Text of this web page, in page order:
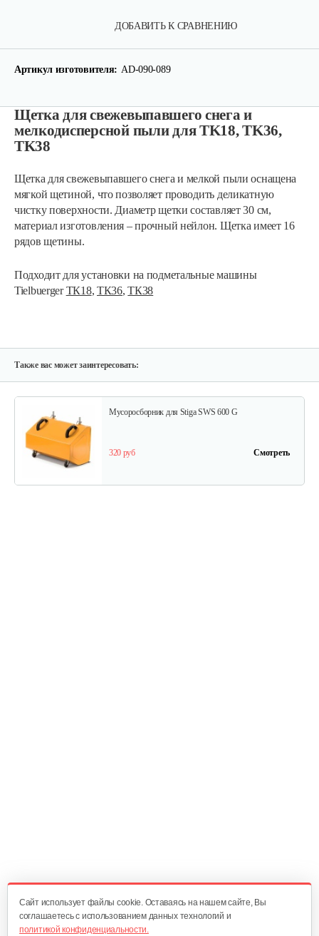
ДОБАВИТЬ К СРАВНЕНИЮ
Артикул изготовителя: AD-090-089
Щетка для свежевыпавшего снега и
мелкодисперсной пыли для TK18, TK36,
TK38
Щетка для свежевыпавшего снега и мелкой пыли оснащена
мягкой щетиной, что позволяет проводить деликатную
чистку поверхности. Диаметр щетки составляет 30 см,
материал изготовления – прочный нейлон. Щетка имеет 16
рядов щетины.
Подходит для установки на подметальные машины
TielbuergerТК18, ТК36,ТК38
Также вас может заинтересовать:
Мусоросборник для Stiga SWS 600 G
320 руб Смотреть
Cайт использует файлы cookie. Оставаясь на нашем сайте, Вы
соглашаетесь с использованием данных технологий и
политикой конфиденциальности.